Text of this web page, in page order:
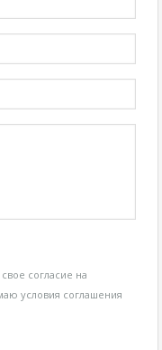
согласие на
условия соглашения